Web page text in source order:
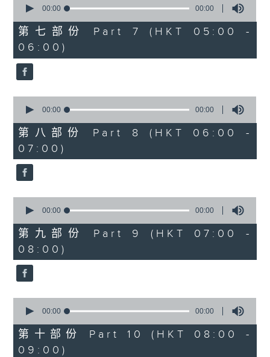
seconds
0
seconds
00:00 00:00
第七部份 Part 7 (HKT 05:00 -
06:00)
seconds
0
seconds
00:00 00:00
第八部份 Part 8 (HKT 06:00 -
07:00)
seconds
0
seconds
00:00 00:00
第九部份 Part 9 (HKT 07:00 -
08:00)
seconds
0
seconds
00:00 00:00
第十部份 Part 10 (HKT 08:00 -
09:00)